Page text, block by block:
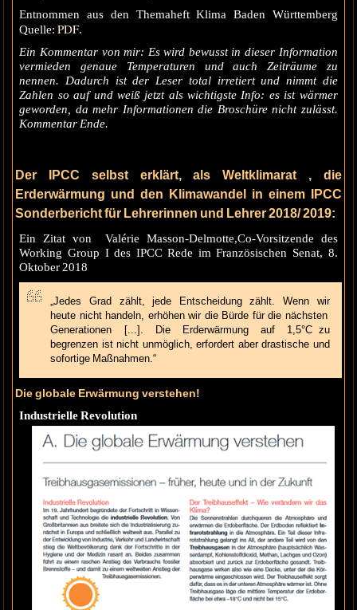
Entnommen aus den Themaheft Klima Baden Württemberg
Quelle:PDF.
Ein Kommentar von mir: Es wird bewusst in dieser Information
vermieden genaue Temperaturen und auch Zeiträume zu
nennen. Dadurch ist der Leser total irretiert und nimmt die
Zahlen so auf und weiß jetzt als wichtigste Info: es ist wärmer
geworden, da mehr Informationen die Broschüre nicht zulässt.
Kommentar Ende.
Der IPCC selbst erklärt, als Weltklimarat , die
Erderwärmung und den Klimawandel in einem IPCC
Sonderbericht für Lehrerinnen und Lehrer 2018/ 2019:
Ein Zitat von Valérie Masson-Delmotte,Co-Vorsitzende des
Working Group I des IPCC Rede im Französischen Senat, 8.
Oktober 2018
„Jedes Grad zählt, jede Entscheidung zählt. Wenn wir
heute nicht handeln, erhöhen wir die Bürde für die nächsten
Generationen [...]. Die Erderwärmung auf 1,5°C zu
begrenzen ist nicht unmöglich, erfordert aber drastische und
sofortige Maßnahmen.“
Die globale Erwärmung verstehen!
Industrielle Revolution